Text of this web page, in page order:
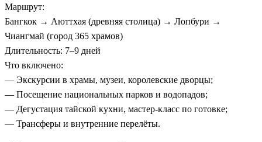
Маршрут:
Бангкок → Аюттхая (древняя столица) → Лопбури →
Чиангмай (город 365 храмов)
Длительность: 7–9 дней
Что включено:
— Экскурсии в храмы, музеи, королевские дворцы;
— Посещение национальных парков и водопадов;
— Дегустация тайской кухни, мастер-класс по готовке;
— Трансферы и внутренние перелёты.